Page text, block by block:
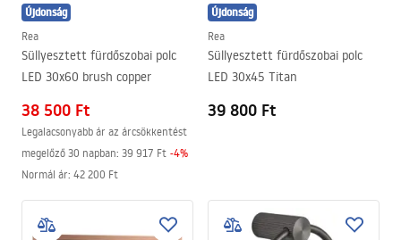
Újdonság
Rea
Süllyesztett fürdőszobai polc
LED 30x60 brush copper
38 500 Ft
Legalacsonyabb ár az árcsökkentést
megelőző 30 napban: 39 917 Ft -4%
Normál ár: 42 200 Ft
Újdonság
Rea
Süllyesztett fürdőszobai polc
LED 30x45 Titan
39 800 Ft